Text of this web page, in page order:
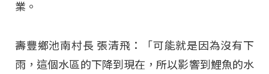
業。
壽豐鄉池南村長 張清飛：「可能就是因為沒有下
雨，這個水區的下降到現在，所以影響到鯉魚的水